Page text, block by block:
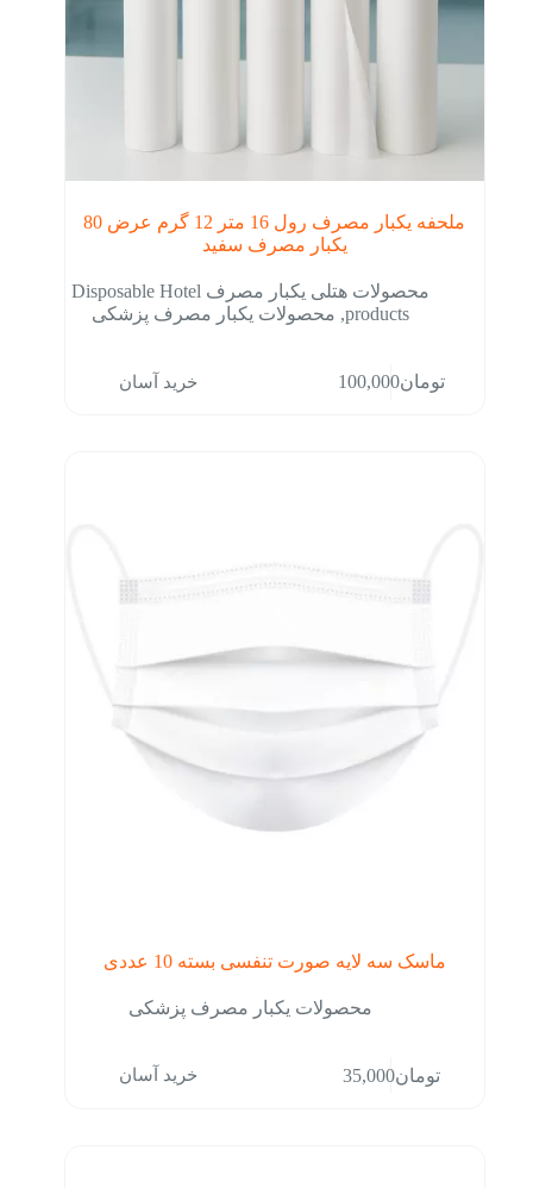
ملحفه یکبار مصرف رول 16 متر 12 گرم عرض 80
یکبار مصرف سفید
محصولات هتلی یکبار مصرف Disposable Hotel
products
, محصولات یکبار مصرف پزشکی
تومان100,000 خرید آسان
ماسک سه لایه صورت تنفسی بسته 10 عددی
محصولات یکبار مصرف پزشکی
تومان35,000 خرید آسان